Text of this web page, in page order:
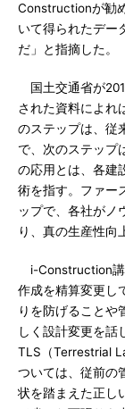
Constructionが勧
いて得られたデー
だ」と指摘した。
国土交通省が
された資料によれ
のステップは、従
で、次のステップ
の応用とは、各建
術を指す。ファー
ップで、各社がノ
り、真の生産性向
i-Construction講
作成を精算変更し
りを防げることや
しく設計変更を話
TLS（Terrestrial
ついては、従前の
状を踏まえた正し